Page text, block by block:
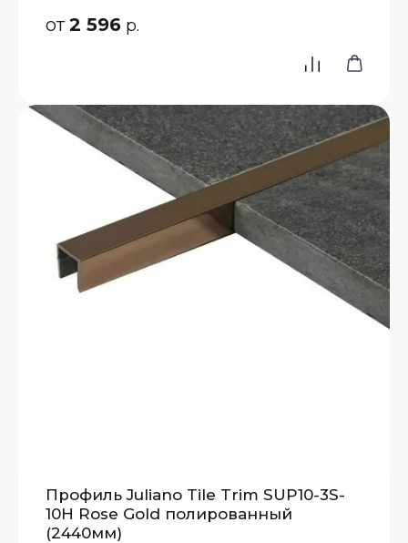
от2 596 р.
Профиль Juliano Tile Trim SUP10-3S-
10H Rose Gold полированный
(2440мм)